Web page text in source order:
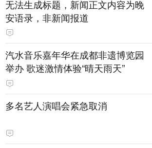
无法生成标题，新闻正文内容为晚
安语录，非新闻报道
汽水音乐嘉年华在成都非遗博览园
举办 歌迷激情体验“晴天雨天”
多名艺人演唱会紧急取消